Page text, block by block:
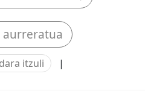
aurreratua
itzuli |